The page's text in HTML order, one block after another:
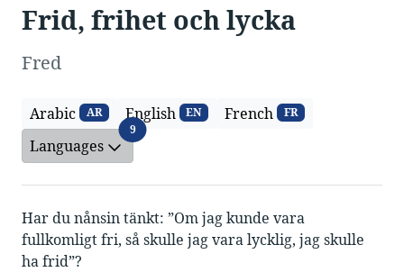
Frid, frihet och lycka
Fred
Arabic AR English EN French FR
Languages
9Languages
Har du nånsin tänkt: ”Om jag kunde vara
fullkomligt fri, så skulle jag vara lycklig, jag skulle
ha frid”?